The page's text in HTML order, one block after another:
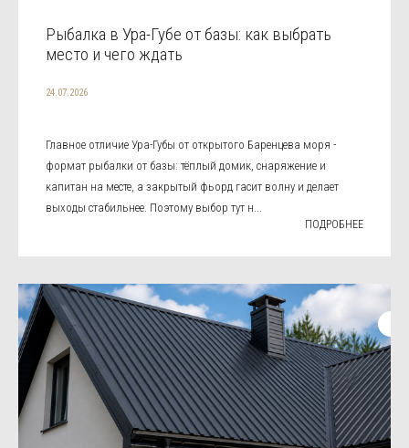
Рыбалка в Ура-Губе от базы: как выбрать
место и чего ждать
24.07.2026
Главное отличие Ура-Губы от открытого Баренцева моря -
формат рыбалки от базы: тёплый домик, снаряжение и
капитан на месте, а закрытый фьорд гасит волну и делает
выходы стабильнее. Поэтому выбор тут н...
ПОДРОБНЕЕ